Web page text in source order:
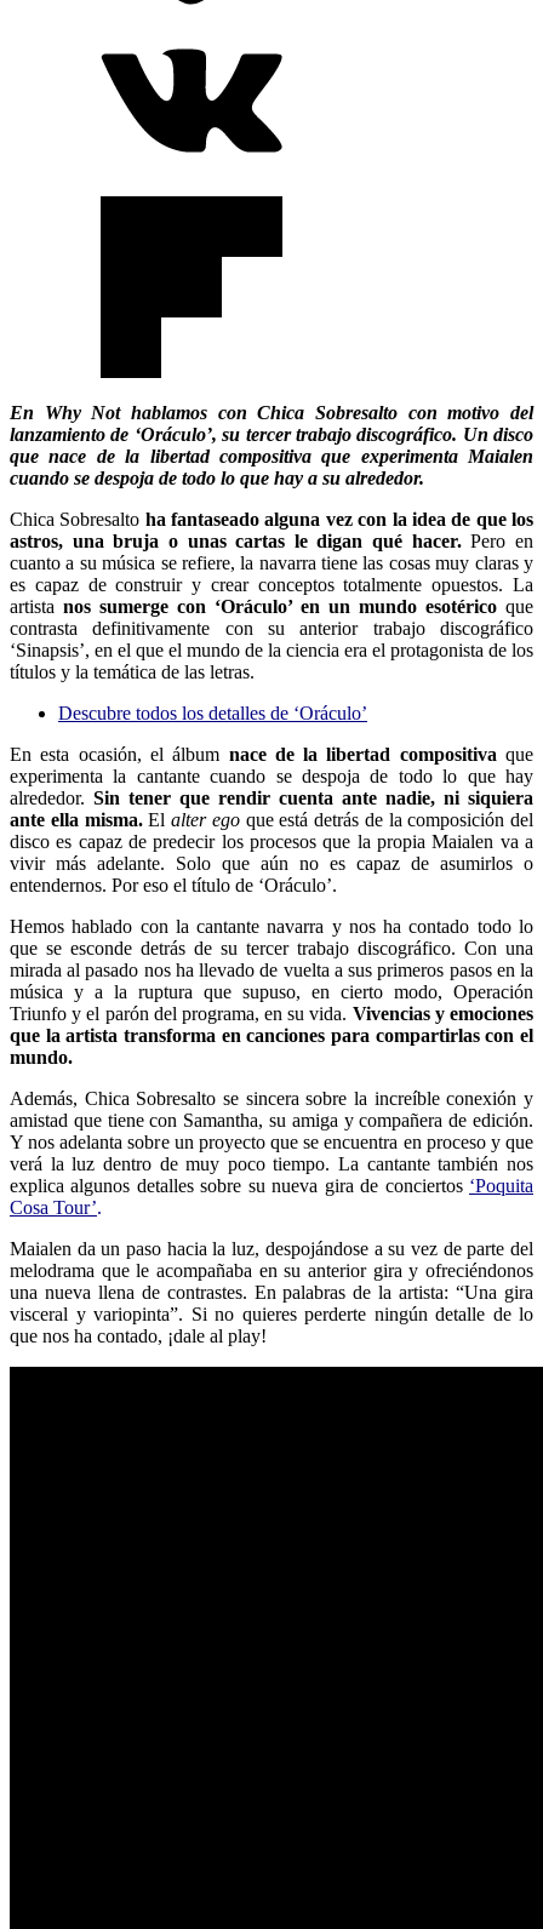
En Why Not hablamos con Chica Sobresalto con motivo del
lanzamiento de ‘Oráculo’, su tercer trabajo discográfico. Un disco
que nace de la libertad compositiva que experimenta Maialen
cuando se despoja de todo lo que hay a su alrededor.
Chica Sobresalto ha fantaseado alguna vez con la idea de que los
astros, una bruja o unas cartas le digan qué hacer.Pero en
cuanto a su música se refiere, la navarra tiene las cosas muy claras y
es capaz de construir y crear conceptos totalmente opuestos. La
artista nos sumerge con ‘Oráculo’ en un mundo esotérico que
contrasta definitivamente con su anterior trabajo discográfico
‘Sinapsis’, en el que el mundo de la ciencia era el protagonista de los
títulos y la temática de las letras.
Descubre todos los detalles de ‘Oráculo’
En esta ocasión, el álbum nace de la libertad compositiva que
experimenta la cantante cuando se despoja de todo lo que hay
alrededor. Sin tener que rendir cuenta ante nadie, ni siquiera
ante ella misma.El alter ego que está detrás de la composición del
disco es capaz de predecir los procesos que la propia Maialen va a
vivir más adelante. Solo que aún no es capaz de asumirlos o
entendernos. Por eso el título de ‘Oráculo’.
Hemos hablado con la cantante navarra y nos ha contado todo lo
que se esconde detrás de su tercer trabajo discográfico. Con una
mirada al pasado nos ha llevado de vuelta a sus primeros pasos en la
música y a la ruptura que supuso, en cierto modo, Operación
Triunfo y el parón del programa, en su vida. Vivencias y emociones
que la artista transforma en canciones para compartirlas con el
mundo.
Además, Chica Sobresalto se sincera sobre la increíble conexión y
amistad que tiene con Samantha, su amiga y compañera de edición.
Y nos adelanta sobre un proyecto que se encuentra en proceso y que
verá la luz dentro de muy poco tiempo. La cantante también nos
explica algunos detalles sobre su nueva gira de conciertos ‘Poquita
Cosa Tour’.
Maialen da un paso hacia la luz, despojándose a su vez de parte del
melodrama que le acompañaba en su anterior gira y ofreciéndonos
una nueva llena de contrastes. En palabras de la artista: “Una gira
visceral y variopinta”. Si no quieres perderte ningún detalle de lo
que nos ha contado, ¡dale al play!